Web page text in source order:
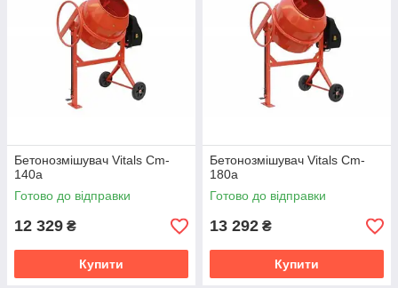
Бетонозмішувач Vitals Cm-
140a
Готово до відправки
12 329 ₴
Купити
Бетонозмішувач Vitals Cm-
180a
Готово до відправки
13 292 ₴
Купити